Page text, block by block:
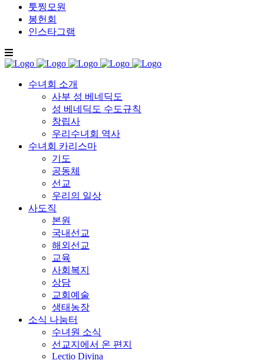
툿찡모원
봉헌회
인스타그램
수녀회 소개
사부 성 베네딕도
성 베네딕도 수도규칙
창립사
우리수녀회 역사
수녀회 카리스마
기도
공동체
선교
우리의 일상
사도직
본원
국내선교
해외선교
교육
사회복지
상담
교회예술
생태농장
소식 나눔터
수녀원 소식
선교지에서 온 편지
Lectio Divina